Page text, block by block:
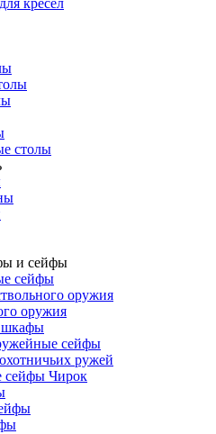
кресел
столы
и сейфы
сейфы
оружия
оружия
шкафы
сейфы
ружей
Чирок